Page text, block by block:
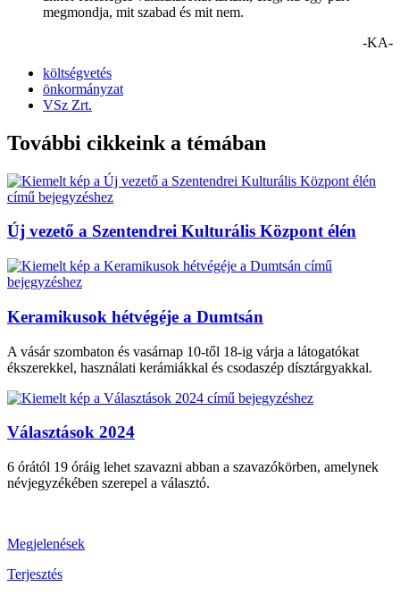
megmondja, mit szabad és mit nem.
-KA-
költségvetés
önkormányzat
VSz Zrt.
További cikkeink a témában
Új vezető a Szentendrei Kulturális Központ élén
Keramikusok hétvégéje a Dumtsán
A vásár szombaton és vasárnap 10-től 18-ig várja a látogatókat
ékszerekkel, használati kerámiákkal és csodaszép dísztárgyakkal.
Választások 2024
6 órától 19 óráig lehet szavazni abban a szavazókörben, amelynek
névjegyzékében szerepel a választó.
Megjelenések
Terjesztés